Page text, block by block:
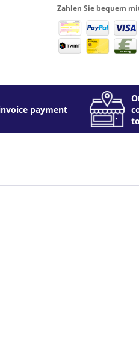
Zahlen Sie bequem
payment